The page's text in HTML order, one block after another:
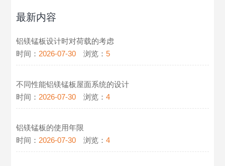
最新内容
铝镁锰板设计时对荷载的考虑
时间： 2026-07-30 浏览：5
不同性能铝镁锰板屋面系统的设计
时间： 2026-07-30 浏览：4
铝镁锰板的使用年限
时间： 2026-07-30 浏览：4